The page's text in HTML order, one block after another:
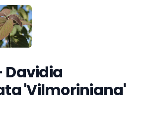
'Vilmoriniana'